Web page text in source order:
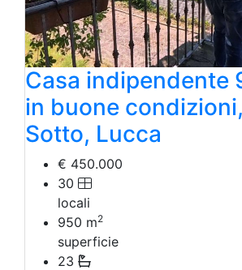
Casa indipendente
in buone
Sotto, Lucca
€ 450.000
30
locali
950 m2
superficie
23